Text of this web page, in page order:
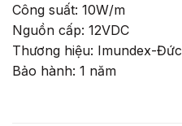
Công suất: 10W/m
Nguồn cấp: 12VDC
Thương hiệu: Imundex-Đức
Bảo hành: 1 năm